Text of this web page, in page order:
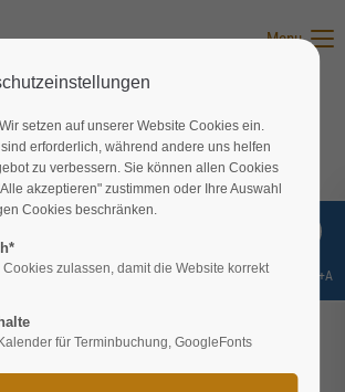
Menu
(Dipl.-Ing., 57 J.)
Nane Nebel
neuen Anstellungsvertrag! Schnell
Ausscheiden aus meinem
ich über 20 Jahre erfolgreich tätig war,
den Jobbörsen und sozialen Netzwerken,
Wirkungsfeldes insbesondere die
setzen auf unserer Website Cookies ein.
erforderlich, während andere uns helfen
zu verbessern. Sie können allen Cookies
akzeptieren" zustimmen oder Ihre Auswahl
Cookies beschränken.
Cookies zulassen, damit die Website korrekt
für Terminbuchung, GoogleFonts
Shift+Alt+A